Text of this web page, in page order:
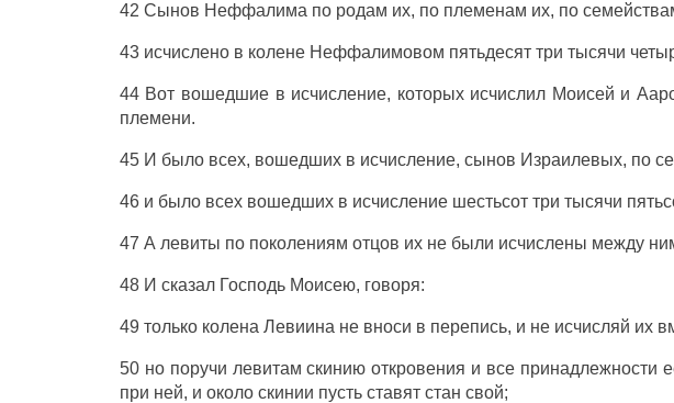
42 Сынов Неффалима по родам их, по племенам их, по
43 исчисленов колене Неффалимовом пятьдесят три тысячи
44 Вот вошедшиев исчисление, которых исчислил Моисей и
племени.
45 И было всех, вошедшихв исчисление, сынов Израилевых, по
46 и было всех вошедшихв исчисление шестьсот три тысячи
47 А левиты по поколениям отцов их не были исчислены между
48 И сказал Господь Моисею, говоря:
49 только колена Левиина не вноси в перепись, и не исчисляй их
50 но поручи левитам скинию откровения и все принадлежности
при ней, и около скинии пусть ставят стан свой;